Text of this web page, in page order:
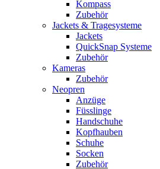
Kompass
Zubehör
Jackets & Tragesysteme
Jackets
QuickSnap Systeme
Zubehör
Kameras
Zubehör
Neopren
Anzüge
Füsslinge
Handschuhe
Kopfhauben
Schuhe
Socken
Zubehör